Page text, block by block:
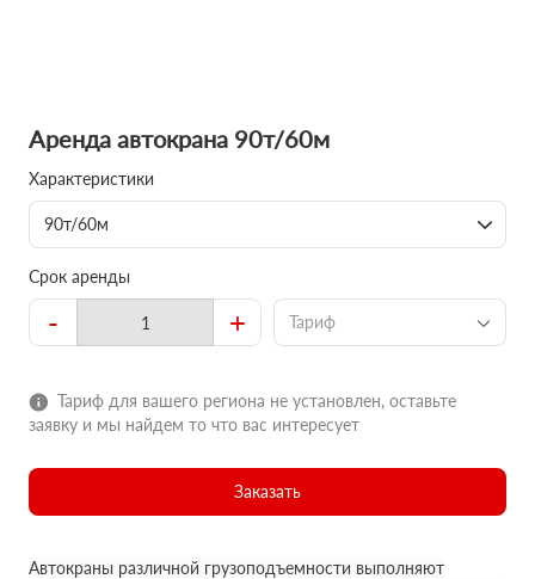
Аренда автокрана 90т/60м
Характеристики
90т/60м
Срок аренды
- + Тариф
Тариф для вашего региона не установлен, оставьте
заявку и мы найдем то что вас интересует
Заказать
Автокраны различной грузоподъемности выполняют